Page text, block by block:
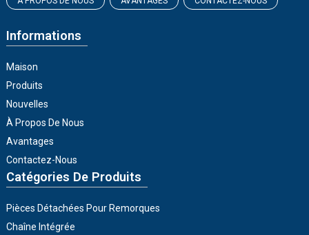
Informations
Maison
Produits
Nouvelles
À Propos De Nous
Avantages
Contactez-Nous
Catégories De Produits
Pièces Détachées Pour Remorques
Chaîne Intégrée